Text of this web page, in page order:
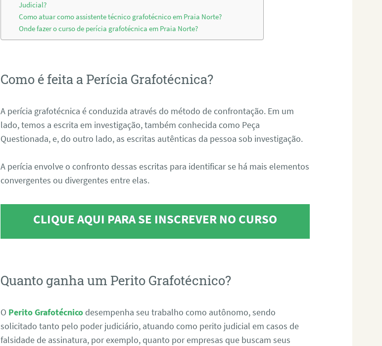
Judicial?
Como atuar como assistente técnico grafotécnico em Praia Norte?
Onde fazer o curso de perícia grafotécnica em Praia Norte?
Como é feita a Perícia Grafotécnica?
A perícia grafotécnica é conduzida através do método de confrontação. Em um
lado, temos a escrita em investigação, também conhecida como Peça
Questionada, e, do outro lado, as escritas autênticas da pessoa sob investigação.
A perícia envolve o confronto dessas escritas para identificar se há mais elementos
convergentes ou divergentes entre elas.
CLIQUE AQUI PARA SE INSCREVER NO CURSO
Quanto ganha um Perito Grafotécnico?
O Perito Grafotécnico desempenha seu trabalho como autônomo, sendo
solicitado tanto pelo poder judiciário, atuando como perito judicial em casos de
falsidade de assinatura, por exemplo, quanto por empresas que buscam seus